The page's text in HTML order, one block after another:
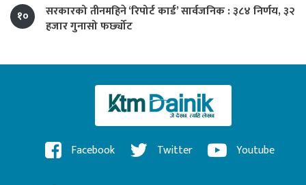
१०
सरकारको तीनमहिने ‘रिपोर्ट कार्ड’ सार्वजनिक : ३८४ निर्णय, ३२
हजार गुनासो फर्छ्योट
Facebook Twitter Youtube